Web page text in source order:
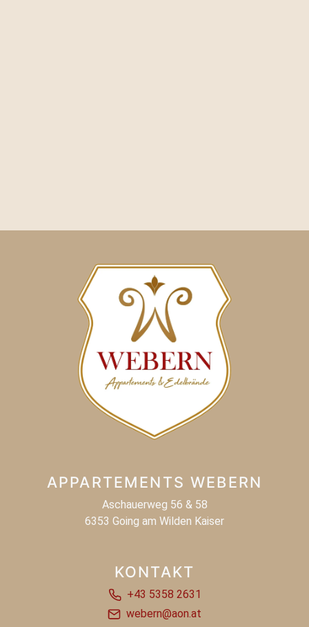
APPARTEMENTS WEBERN
Aschauerweg 56 & 58
6353 Going am Wilden Kaiser
KONTAKT
+43 5358 2631
webern@aon.at